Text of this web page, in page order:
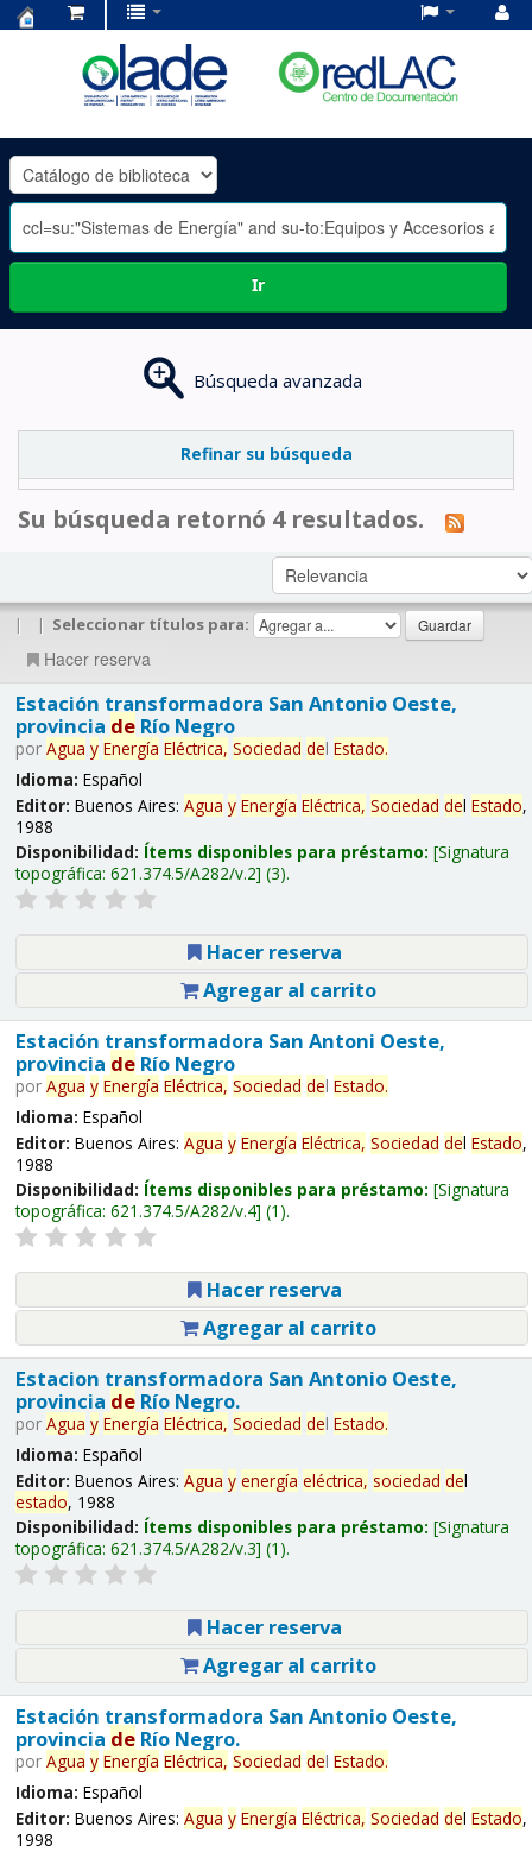
OLADE
-
Ir
Búsqueda avanzada
Refinar su búsqueda
Su búsqueda retornó 4 resultados.
| | Seleccionar títulos para:
Hacer reserva
Estación transformadora San Antonio Oeste,
provincia deRío Negro
por Agua y Energía Eléctrica, Sociedad del Estado.
Idioma: Español
Editor: Buenos Aires: Agua y Energía Eléctrica, Sociedad del Estado,
1988
Disponibilidad: Ítems disponibles para préstamo: Signatura
topográfica: 621.374.5/A282/v.2 (3).
Hacer reserva
Agregar al carrito
Estación transformadora San Antoni Oeste,
provincia deRío Negro
por Agua y Energía Eléctrica, Sociedad del Estado.
Idioma: Español
Editor: Buenos Aires: Agua y Energía Eléctrica, Sociedad del Estado,
1988
Disponibilidad: Ítems disponibles para préstamo: Signatura
topográfica: 621.374.5/A282/v.4 (1).
Hacer reserva
Agregar al carrito
Estacion transformadora San Antonio Oeste,
provincia deRío Negro.
por Agua y Energía Eléctrica, Sociedad del Estado.
Idioma: Español
Editor: Buenos Aires: Agua y energía eléctrica, sociedad del
estado, 1988
Disponibilidad: Ítems disponibles para préstamo: Signatura
topográfica: 621.374.5/A282/v.3 (1).
Hacer reserva
Agregar al carrito
Estación transformadora San Antonio Oeste,
provincia deRío Negro.
por Agua y Energía Eléctrica, Sociedad del Estado.
Idioma: Español
Editor: Buenos Aires: Agua y Energía Eléctrica, Sociedad del Estado,
1998